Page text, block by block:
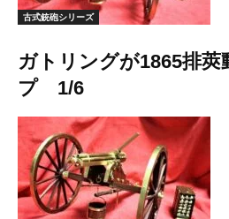
古式銃砲シリーズ
ガトリングが1865排莢
プ 1/6